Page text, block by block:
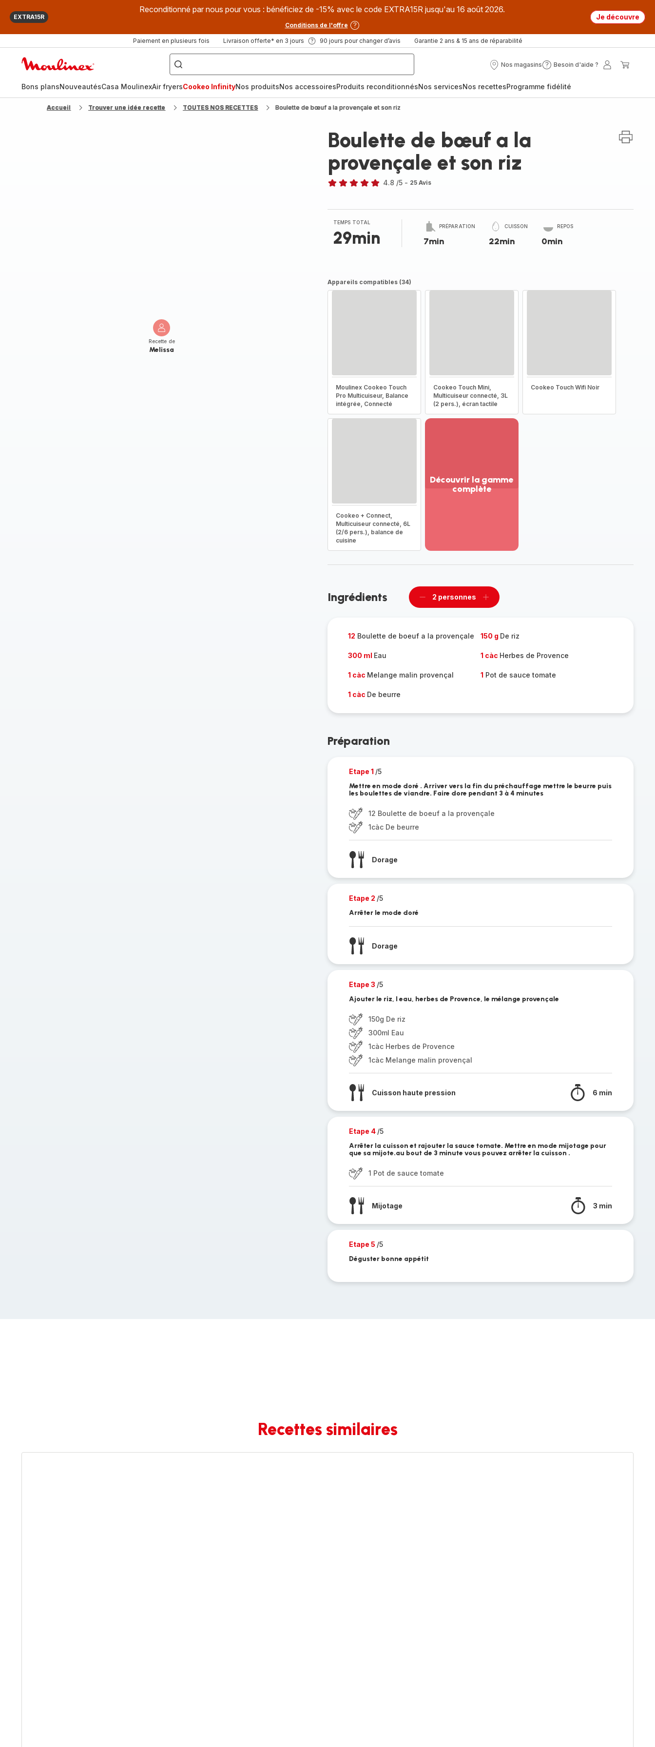
EXTRA15R
Reconditionné par nous pour vous : bénéficiez de -15% avec le code EXTRA15R jusqu'au 16 août 2026.
Conditions de l'offre
Je découvre
Paiement en plusieurs fois Livraison offerte* en 3 jours 90 jours pour changer d’avis Garantie 2 ans & 15 ans de réparabilité
["Que
recherchez-
vous
?",
fryer",
"Companion"]
Nos magasins
Nos
Besoin d'aide ?
Besoin
?
Mon
Bons plansNouveautésCasa MoulinexAir fryersCookeo InfinityNos produitsNos accessoiresProduits reconditionnésNos servicesNos recettesProgramme fidélité
Accueil Trouver une idée recette TOUTES NOS RECETTES Boulette de bœuf a la provençale et son riz
Recette de
Melissa
Boulette de bœuf a la
provençale et son riz
4.8 /5 - 25 Avis
TEMPS TOTAL
29min
PRÉPARATION
7min
CUISSON
22min
REPOS
0min
Appareils compatibles (34)
Moulinex Cookeo Touch
Pro Multicuiseur, Balance
intégrée, Connecté
Cookeo Touch Mini,
Multicuiseur connecté, 3L
(2 pers.), écran tactile
Cookeo Touch Wifi Noir
Cookeo + Connect,
Multicuiseur connecté, 6L
(2/6 pers.), balance de
cuisine
Découvrir la gamme
complète
-
Ingrédients
Supprimer
2 personnes
Ajouter
12 Boulette de boeuf a la provençale 150 g De riz
300 ml Eau 1 càc Herbes de Provence
1 càc Melange malin provençal 1 Pot de sauce tomate
1 càc De beurre
Préparation
Etape 1 /5
Mettre en mode doré . Arriver vers la fin du préchauffage mettre le beurre puis
les boulettes de viandre. Faire dore pendant 3 à 4 minutes
12 Boulette de boeuf a la provençale
1càc De beurre
Dorage
Etape 2 /5
Arrêter le mode doré
Dorage
Etape 3 /5
Ajouter le riz, l eau, herbes de Provence, le mélange provençale
150g De riz
300ml Eau
1càc Herbes de Provence
1càc Melange malin provençal
Cuisson haute pression 6 min
Etape 4 /5
Arrêter la cuisson et rajouter la sauce tomate. Mettre en mode mijotage pour
que sa mijote.au bout de 3 minute vous pouvez arrêter la cuisson .
1 Pot de sauce tomate
Mijotage 3 min
Etape 5 /5
Déguster bonne appétit
Recettes similaires